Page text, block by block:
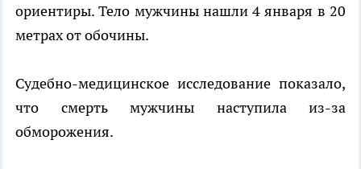
ориентиры. Тело мужчины нашли 4 января в 20
метрах от обочины.
Судебно-медицинское исследование показало,
что смерть мужчины наступила из-за
обморожения.